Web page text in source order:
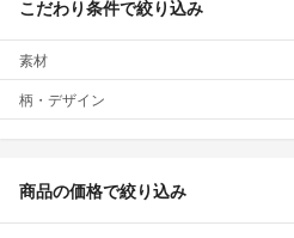
こだわり条件で絞り込み
素材
柄・デザイン
商品の価格で絞り込み